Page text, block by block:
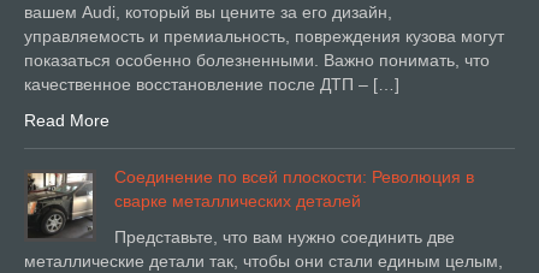
вашем Audi, который вы цените за его дизайн,
управляемость и премиальность, повреждения кузова могут
показаться особенно болезненными. Важно понимать, что
качественное восстановление после ДТП – […]
Read More
Соединение по всей плоскости: Революция в
сварке металлических деталей
Представьте, что вам нужно соединить две
металлические детали так, чтобы они стали единым целым,